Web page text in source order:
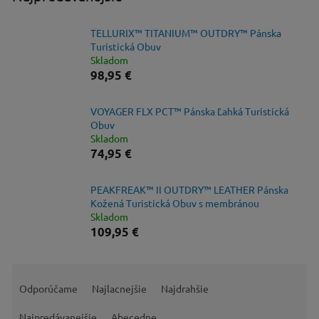
TELLURIX™ TITANIUM™ OUTDRY™ Pánska
Turistická Obuv
Skladom
98,95 €
VOYAGER FLX PCT™ Pánska Ľahká Turistická
Obuv
Skladom
74,95 €
PEAKFREAK™ II OUTDRY™ LEATHER Pánska
Kožená Turistická Obuv s membránou
Skladom
109,95 €
Odporúčame Najlacnejšie Najdrahšie